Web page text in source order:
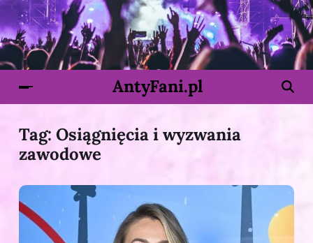
AntyFani.pl
Tag: Osiągnięcia i wyzwania
zawodowe